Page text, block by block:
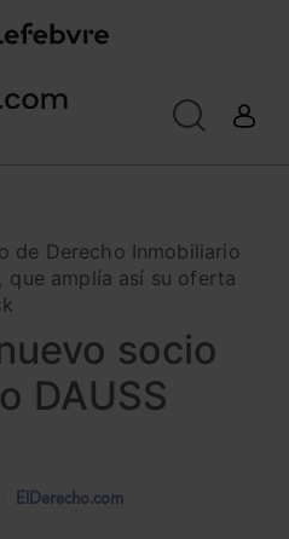
de Derecho Inmobiliario
que amplía así su oferta
socio
DAUSS
ElDerecho.com